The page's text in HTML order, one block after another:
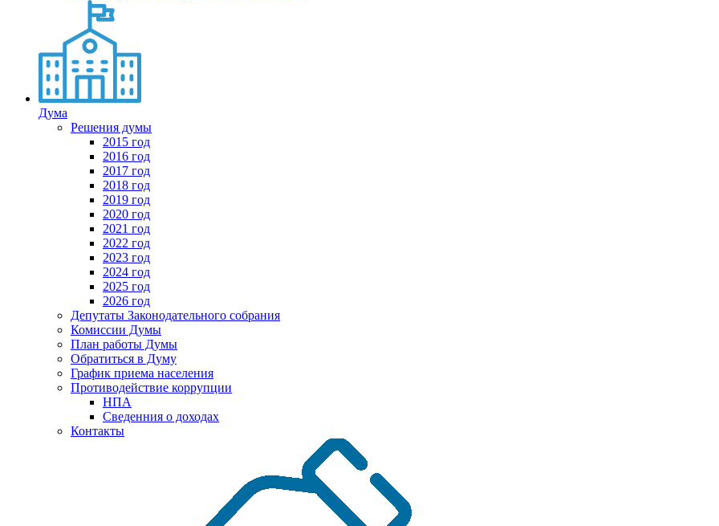
Дума
Решения думы
2015 год
2016 год
2017 год
2018 год
2019 год
2020 год
2021 год
2022 год
2023 год
2024 год
2025 год
2026 год
Депутаты Законодательного собрания
Комиссии Думы
План работы Думы
Обратиться в Думу
График приема населения
Противодействие коррупции
НПА
Сведенния о доходах
Контакты